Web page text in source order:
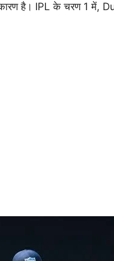
है। IPL के चरण 1 में,